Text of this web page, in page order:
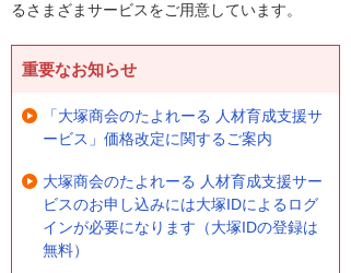
るさまざまサービスをご用意しています。
重要なお知らせ
「大塚商会のたよれーる 人材育成支援サ
ービス」価格改定に関するご案内
大塚商会のたよれーる 人材育成支援サー
ビスのお申し込みには大塚IDによるログ
インが必要になります（大塚IDの登録は
無料）